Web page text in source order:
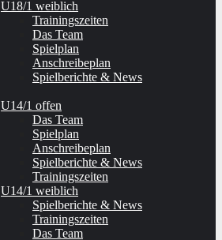
U18/1 weiblich
Trainingszeiten
Das Team
Spielplan
Anschreibeplan
Spielberichte & News
U14/1 offen
Das Team
Spielplan
Anschreibeplan
Spielberichte & News
Trainingszeiten
U14/1 weiblich
Spielberichte & News
Trainingszeiten
Das Team